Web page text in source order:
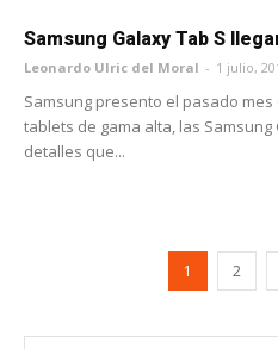
Samsung Galaxy Tab S
Leonardo Ulric del Moral - 1 julio,
Samsung presento el pasado mes
tablets de gama alta, las
detalles que...
1 2